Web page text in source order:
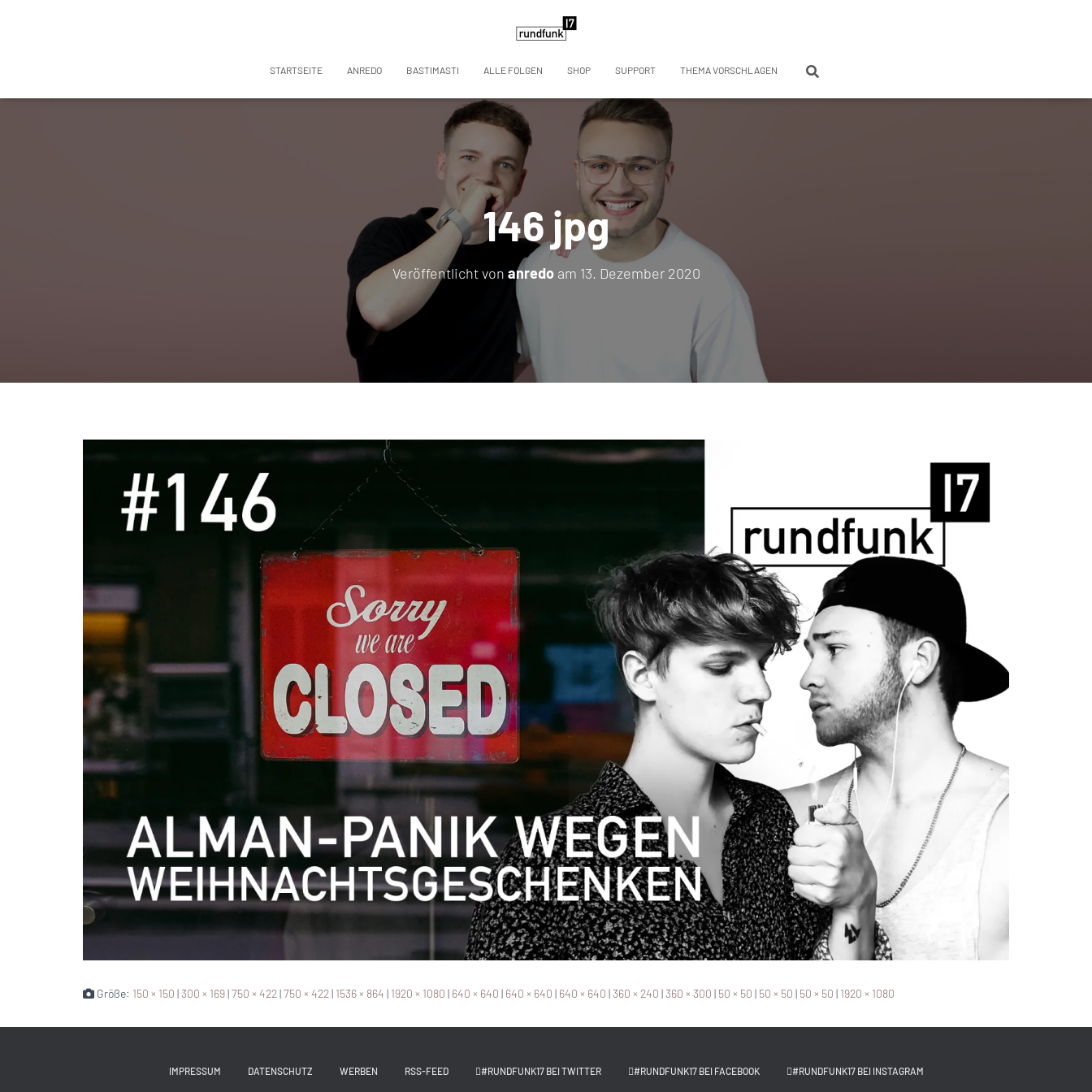
STARTSEITE ANREDO BASTIMASTI ALLE FOLGEN SHOP SUPPORT THEMA VORSCHLAGEN
146 jpg
Veröffentlicht von anredoam 13. Dezember 2020
Größe: 150 × 150 |300 × 169|750 × 422|750 × 422| 1536 × 864 | 1920 × 1080 | 640 × 640 | 640 × 640 | 640 × 640 |360 × 240 |360 × 300 | 50 × 50 | 50 × 50 | 50 × 50 | 1920 × 1080
IMPRESSUM DATENSCHUTZ WERBEN RSS-FEED #RUNDFUNK17 BEI TWITTER #RUNDFUNK17 BEI FACEBOOK #RUNDFUNK17 BEI INSTAGRAM